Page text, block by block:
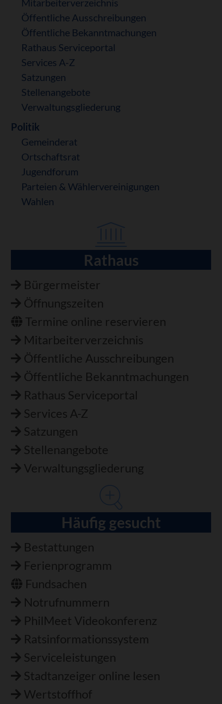
Öffentliche Ausschreibungen
Öffentliche Bekanntmachungen
Rathaus Serviceportal
Services A-Z
Satzungen
Stellenangebote
Verwaltungsgliederung
Politik
Gemeinderat
Ortschaftsrat
Jugendforum
Parteien & Wählervereinigungen
Wahlen
Rathaus
Bürgermeister
Öffnungszeiten
Termine online reservieren
Mitarbeiterverzeichnis
Öffentliche Ausschreibungen
Öffentliche Bekanntmachungen
Rathaus Serviceportal
Services A-Z
Satzungen
Stellenangebote
Verwaltungsgliederung
Häufig gesucht
Bestattungen
Ferienprogramm
Fundsachen
Notrufnummern
PhilMeet Videokonferenz
Ratsinformationssystem
Serviceleistungen
Stadtanzeiger online lesen
Wertstoffhof